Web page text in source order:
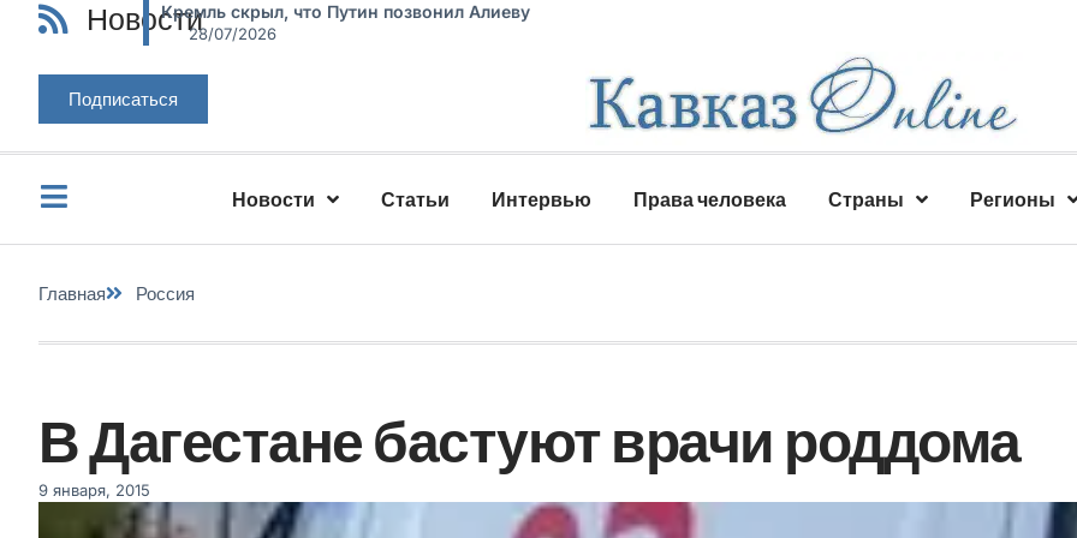
НовостиКремль скрыл, что Путин позвонил Алиеву
28/07/2026
Подписаться
Новости Статьи Интервью Права человека Страны Регионы
Главная Россия
В Дагестане бастуют врачи роддома
9 января, 2015